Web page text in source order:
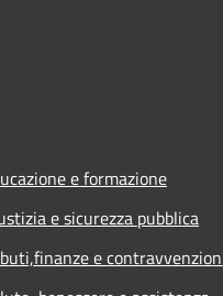
e formazione
e sicurezza pubblica
e